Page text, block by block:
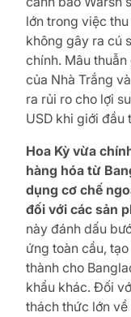
lớn trong việc
không gây ra cú
chính. Mâu
của Nhà Trắng
ra rủi ro cho lợi
USD khi giới đầu
Hoa Kỳ vừa
hàng hóa từ
dụng cơ chế
đối với các sản
này đánh dấu
ứng toàn cầu,
thành cho
khẩu khác. Đối
thách thức lớn